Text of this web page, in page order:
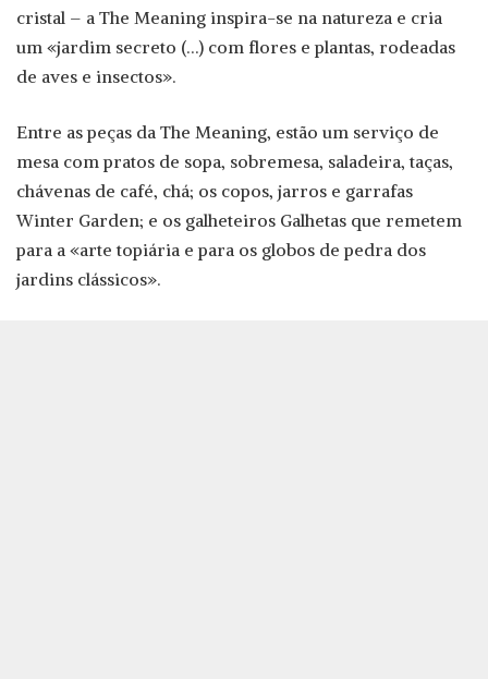
cristal – a The Meaning inspira-se na natureza e cria
um «jardim secreto (…) com flores e plantas, rodeadas
de aves e insectos».
Entre as peças da The Meaning, estão um serviço de
mesa com pratos de sopa, sobremesa, saladeira, taças,
chávenas de café, chá; os copos, jarros e garrafas
Winter Garden; e os galheteiros Galhetas que remetem
para a «arte topiária e para os globos de pedra dos
jardins clássicos».